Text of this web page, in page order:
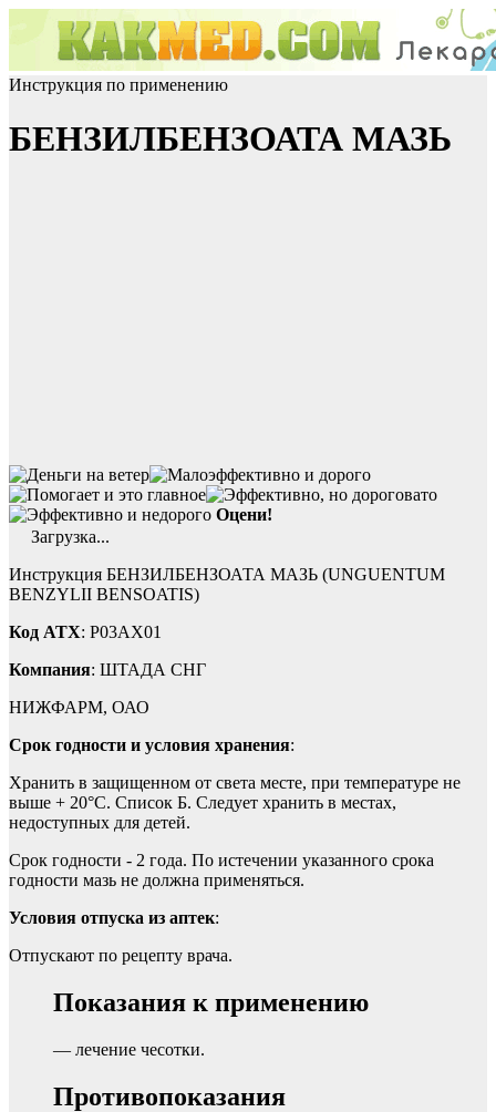
Инструкция по применению
БЕНЗИЛБЕНЗОАТА МАЗЬ
Оцени!
Загрузка...
Инструкция БЕНЗИЛБЕНЗОАТА МАЗЬ (UNGUENTUM
BENZYLII BENSOATIS)
Код ATX: P03AX01
Компания: ШТАДА СНГ
НИЖФАРМ, ОАО
Срок годности и условия хранения:
Хранить в защищенном от света месте, при температуре не
выше + 20°С. Список Б. Следует хранить в местах,
недоступных для детей.
Срок годности - 2 года. По истечении указанного срока
годности мазь не должна применяться.
Условия отпуска из аптек:
Отпускают по рецепту врача.
Показания к применению
— лечение чесотки.
Противопоказания